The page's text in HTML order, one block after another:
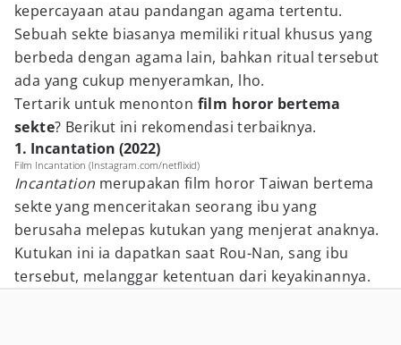
kepercayaan atau pandangan agama tertentu.
Sebuah sekte biasanya memiliki ritual khusus yang
berbeda dengan agama lain, bahkan ritual tersebut
ada yang cukup menyeramkan, lho.
Tertarik untuk menonton film horor bertema
sekte? Berikut ini rekomendasi terbaiknya.
1. Incantation (2022)
Film Incantation (Instagram.com/netflixid)
Incantation merupakan film horor Taiwan bertema
sekte yang menceritakan seorang ibu yang
berusaha melepas kutukan yang menjerat anaknya.
Kutukan ini ia dapatkan saat Rou-Nan, sang ibu
tersebut, melanggar ketentuan dari keyakinannya.